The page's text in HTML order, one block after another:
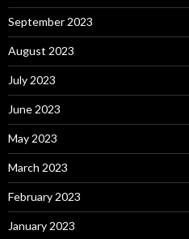
September 2023
August 2023
July 2023
June 2023
May 2023
March 2023
February 2023
January 2023